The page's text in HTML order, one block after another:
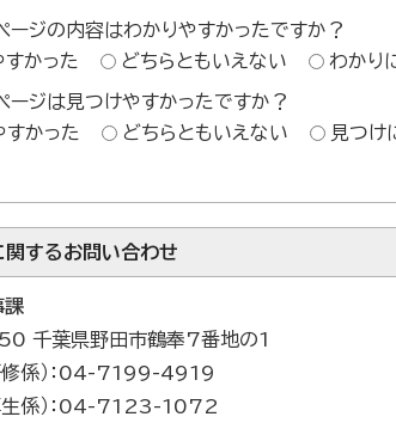
ージの内容はわかりやすかったですか？
かった
どちらともいえない わかり
ージは見つけやすかったですか？
すかった
どちらともいえない 見つけ
関するお問い合わせ
課
千葉県野田市鶴奉7番地の1
修係）：04-7199-4919
生係）：04-7123-1072